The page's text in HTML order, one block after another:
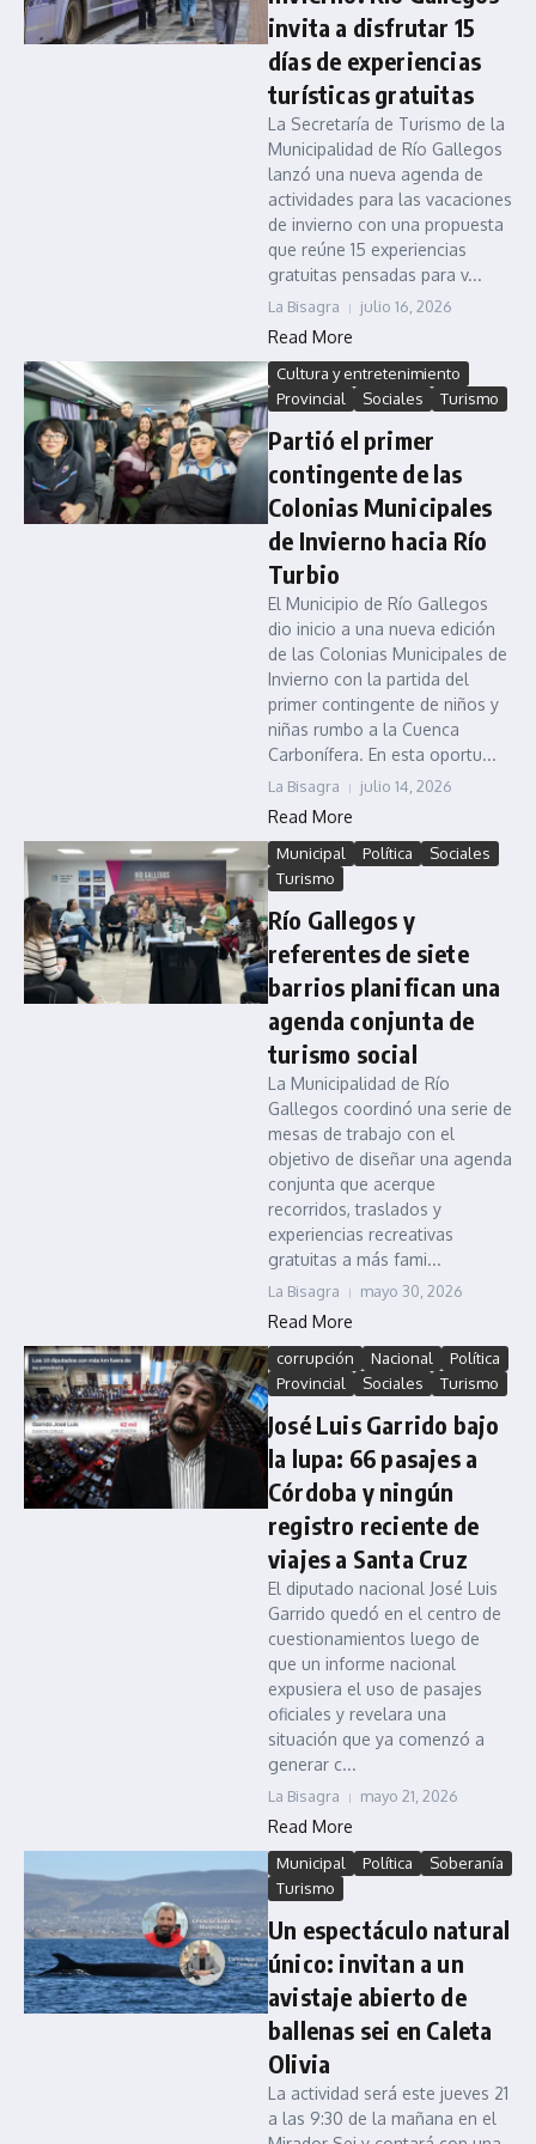
invita a disfrutar 15
días de experiencias
turísticas gratuitas
La Secretaría de Turismo de la
Municipalidad de Río Gallegos
lanzó una nueva agenda de
actividades para las vacaciones
de invierno con una propuesta
que reúne 15 experiencias
gratuitas pensadas para v...
La Bisagra julio 16, 2026
Read More
Cultura y entretenimiento
Provincial
Sociales Turismo
Partió el primer
contingente de las
Colonias Municipales
de Invierno hacia Río
Turbio
El Municipio de Río Gallegos
dio inicio a una nueva edición
de las Colonias Municipales de
Invierno con la partida del
primer contingente de niños y
niñas rumbo a la Cuenca
Carbonífera. En esta oportu...
La Bisagra julio 14, 2026
Read More
Municipal Política
Sociales
Turismo
Río Gallegos y
referentes de siete
barrios planifican una
agenda conjunta de
turismo social
La Municipalidad de Río
Gallegos coordinó una serie de
mesas de trabajo con el
objetivo de diseñar una agenda
conjunta que acerque
recorridos, traslados y
experiencias recreativas
gratuitas a más fami...
La Bisagra mayo 30, 2026
Read More
corrupción Nacional
Política
Provincial
Sociales Turismo
José Luis Garrido bajo
la lupa: 66 pasajes a
Córdoba y ningún
registro reciente de
viajes a Santa Cruz
El diputado nacional José Luis
Garrido quedó en el centro de
cuestionamientos luego de
que un informe nacional
expusiera el uso de pasajes
oficiales y revelara una
situación que ya comenzó a
generar c...
La Bisagra mayo 21, 2026
Read More
Municipal Política
Soberanía
Turismo
Un espectáculo natural
único: invitan a un
avistaje abierto de
ballenas sei en Caleta
Olivia
La actividad será este jueves 21
a las 9:30 de la mañana en el